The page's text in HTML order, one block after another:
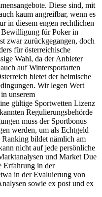
Diese sind, mit
kaum angreifbar, wenn es
in diesem engen rechtlichen
für Poker in
zwar zurückgegangen, doch
für österreichische
Wahl, da der Anbieter
auf Wintersportarten
bietet der heimische
Wir legen Wert
unserem
gültige Sportwetten Lizenz
Regulierungsbehörde
muss der Sportbonus
werden, um als Echtgeld
Ranking bildet nämlich am
nicht auf jede persönliche
und Market Due
Erfahrung in der
in der Evaluierung von
sowie ex post und ex